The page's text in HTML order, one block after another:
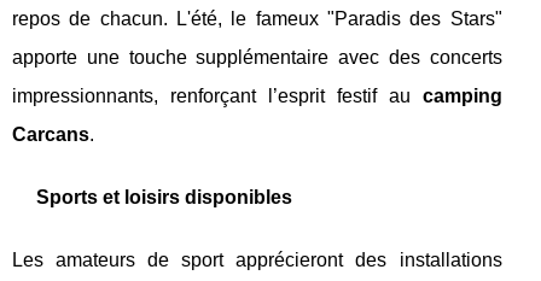
repos de chacun. L'été, le fameux "Paradis des Stars"
apporte une touche supplémentaire avec des concerts
impressionnants, renforçant l’esprit festif au camping
Carcans.
Sports et loisirs disponibles
Les amateurs de sport apprécieront des installations